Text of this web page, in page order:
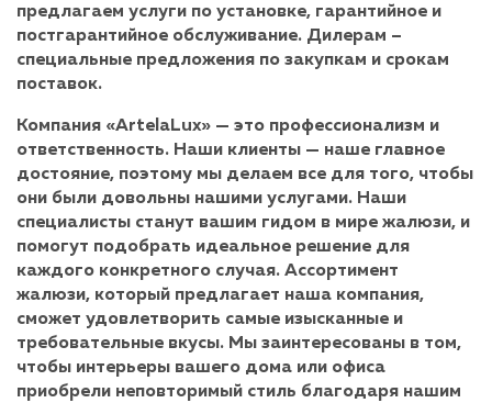
предлагаем услуги по установке, гарантийное и
постгарантийное обслуживание. Дилерам –
специальные предложения по закупкам и срокам
поставок.
Компания «ArtelaLux» — это профессионализм и
ответственность. Наши клиенты — наше главное
достояние, поэтому мы делаем все для того, чтобы
они были довольны нашими услугами. Наши
специалисты станут вашим гидом в мире жалюзи, и
помогут подобрать идеальное решение для
каждого конкретного случая. Ассортимент
жалюзи, который предлагает наша компания,
сможет удовлетворить самые изысканные и
требовательные вкусы. Мы заинтересованы в том,
чтобы интерьеры вашего дома или офиса
приобрели неповторимый стиль благодаря нашим